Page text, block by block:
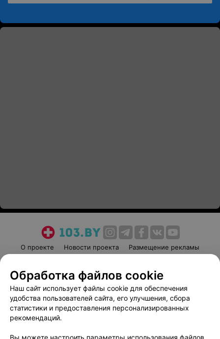
О проекте Новости проекта
Размещение рекламы
Пользовательское соглашение
Способы оплаты
Вакансии
Партнеры
Написать руководителю 103.by
Обработка файлов cookie
Наш сайт использует файлы cookie для обеспечения
удобства пользователей сайта, его улучшения, сбора
статистики и предоставления персонализированных
рекомендаций.
Вы можете настроить параметры использования файлов